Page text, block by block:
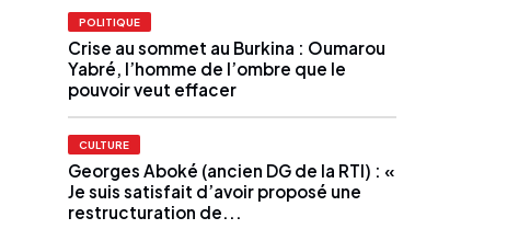
POLITIQUE
Crise au sommet au Burkina : Oumarou
Yabré, l’homme de l’ombre que le
pouvoir veut effacer
CULTURE
Georges Aboké (ancien DG de la RTI) : «
Je suis satisfait d’avoir proposé une
restructuration de...